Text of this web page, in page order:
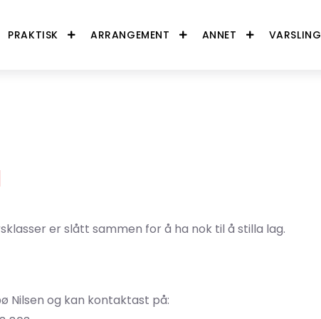
PRAKTISK ARRANGEMENT ANNET VARSLING
er slått sammen for å ha nok til å stilla lag.
Nilsen og kan kontaktast på: